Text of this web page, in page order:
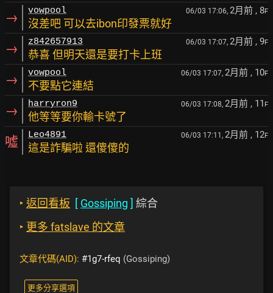
→ vowpool 06/03 17:06, 2月前 , 8F
沒差吧 可以去ibon印發票就好
→ z842657913 06/03 17:07, 2月前 , 9F
恭喜 但明天還是要打卡上班
→ vowpool 06/03 17:07, 2月前 , 10F
不要點它連結
→ harryron9 06/03 17:08, 2月前 , 11 F
他等等要你輸卡號了
噓 Leo4891 06/03 17:11, 2月前 , 12F
這是詐騙啦 還傻傻的
‣ 返回看板 [ Gossiping ] 綜合
‣ 更多 fatslave 的文章
文章代碼(AID): #1g7-rfeq (Gossiping)
更多分享選項